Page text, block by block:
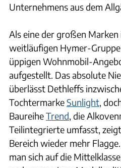
Unternehmens aus dem
Als eine der großen
weitläufigen Hymer-
üppigen Wohnmobil-
aufgestellt. Das absolute
überlässt Dethleffs
TochtermarkeSunlight,
BaureiheTrend, die
Teilintegrierte umfasst,
Bereich wieder mehr
man sich auf die